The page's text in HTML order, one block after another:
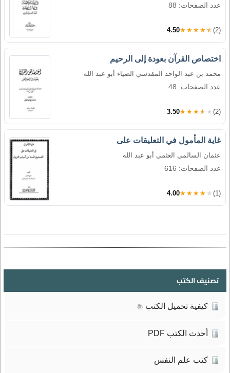
عدد الصفحات: 88
4.50★★★★★ (2)
اختصاص القرآن بعودة إلى الرحيم
محمد بن عبد الواحد المقدسي الضياء أبو عبد الله
عدد الصفحات: 48
3.50★★★★★ (2)
غاية المأمول في التعليقات على
عثمان السالمي العثمي أبو عبد الله
عدد الصفحات: 616
4.00★★★★★ (1)
تصنيف الكتب
كيفية تحميل الكتب 📚
أحدث الكتب PDF
كتب علم النفس